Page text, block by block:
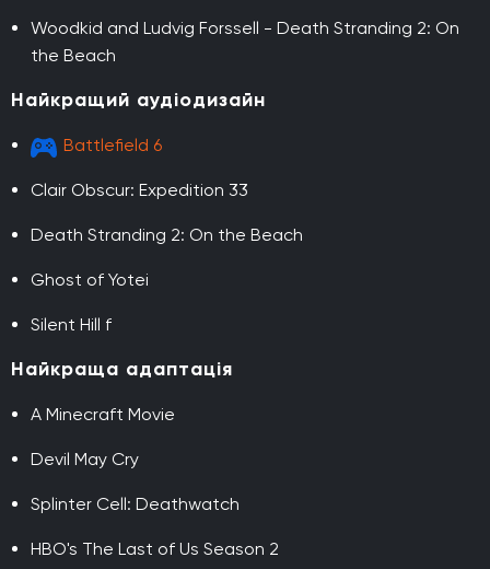
Woodkid and Ludvig Forssell - Death Stranding 2: On
the Beach
Найкращий аудіодизайн
Battlefield 6
Clair Obscur: Expedition 33
Death Stranding 2: On the Beach
Ghost of Yotei
Silent Hill f
Найкраща адаптація
A Minecraft Movie
Devil May Cry
Splinter Cell: Deathwatch
HBO's The Last of Us Season 2